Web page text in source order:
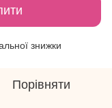
знижки
Порівняти